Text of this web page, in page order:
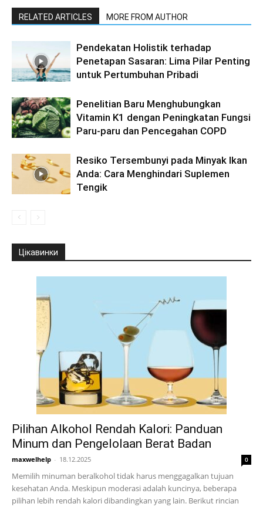
RELATED ARTICLES MORE FROM AUTHOR
Pendekatan Holistik terhadap
Penetapan Sasaran: Lima Pilar Penting
untuk Pertumbuhan Pribadi
Penelitian Baru Menghubungkan
Vitamin K1 dengan Peningkatan Fungsi
Paru-paru dan Pencegahan COPD
Resiko Tersembunyi pada Minyak Ikan
Anda: Cara Menghindari Suplemen
Tengik
Цікавинки
Pilihan Alkohol Rendah Kalori: Panduan
Minum dan Pengelolaan Berat Badan
maxwelhelp - 18.12.2025 0
Memilih minuman beralkohol tidak harus menggagalkan tujuan
kesehatan Anda. Meskipun moderasi adalah kuncinya, beberapa
pilihan lebih rendah kalori dibandingkan yang lain. Berikut rincian